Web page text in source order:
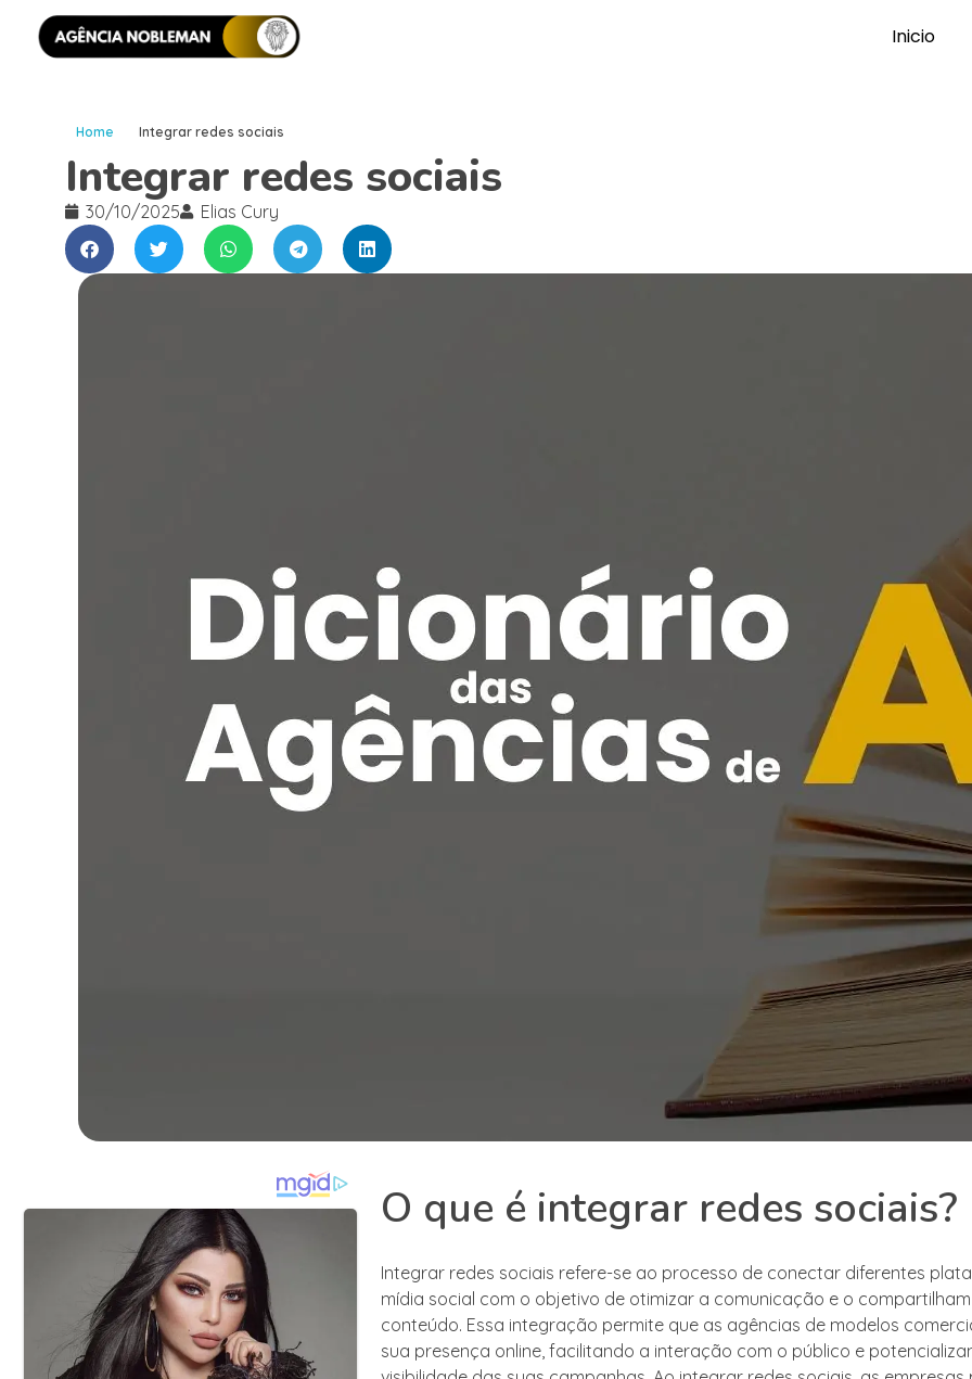
Inicio
Home Integrar redes sociais
Integrar redes sociais
30/10/2025 Elias Cury
O que é integrar redes sociais?
Integrar redes sociais refere-se ao processo de conectar diferentes
mídia social com o objetivo de otimizar a comunicação e o
conteúdo. Essa integração permite que as agências de modelos
sua presença online, facilitando a interação com o público e